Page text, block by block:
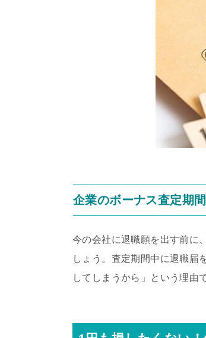
企業のボーナス査定期
今の会社に退職願を出す前に、
しょう。査定期間中に退職届
してしまうから」という理由